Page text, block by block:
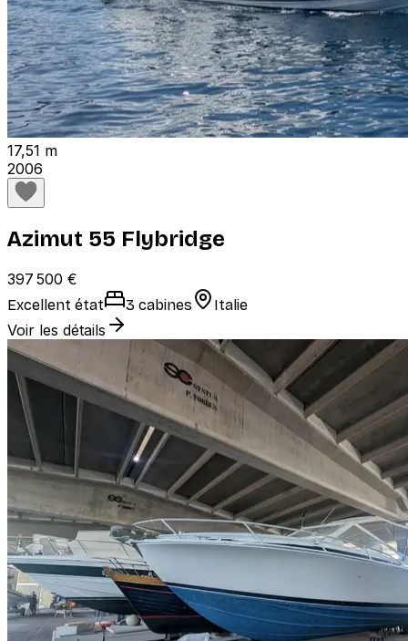
17,51 m
2006
Azimut 55 Flybridge
397 500 €
Excellent état 3 cabines Italie
Voir les détails